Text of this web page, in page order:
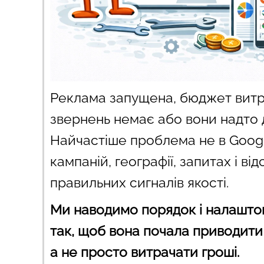
Реклама запущена, бюджет
звернень немає або вони надто
Найчастіше проблема не в
кампаній, географії, запитах і
правильних сигналів якості.
Ми наводимо порядок і
так, щоб вона почала приводити
а не просто витрачати гроші.